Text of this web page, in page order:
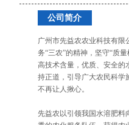
公司简介
广州市先益农农业科技有限
务“三农”的精神，坚守“质
高技术含量，优质、安全的
持正道，引导广大农民科学
不再让人揪心。
先益农以引领我国水溶肥